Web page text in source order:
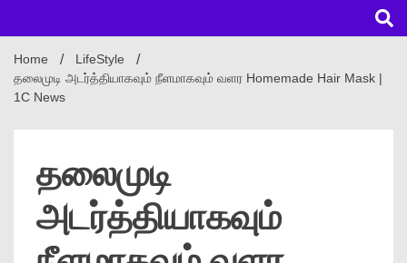
1C
Home
LifeStyle
தலைமுடி அடர்த்தியாகவும் நீளமாகவும் வளர Homemade Hair Mask |
1C News
தலைமுடி
அடர்த்தியாகவும்